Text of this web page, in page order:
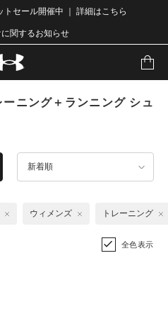
トセール開催中 ｜ 詳細はこちら
関するお知らせ
ニング＋ランニング シュ
新着順
ウィメンズ トレーニング
全色表示